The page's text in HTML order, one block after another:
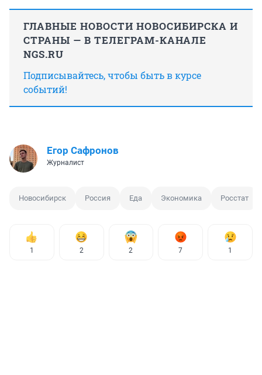
ГЛАВНЫЕ НОВОСТИ НОВОСИБИРСКА И
СТРАНЫ — В ТЕЛЕГРАМ-КАНАЛЕ
NGS.RU
Подписывайтесь, чтобы быть в курсе
событий!
Егор Сафронов
Журналист
Новосибирск Россия Еда Экономика Росстат
1 2 2 7 1